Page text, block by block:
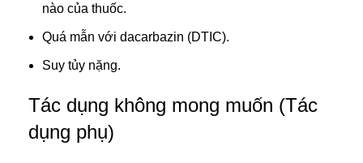
nào của thuốc.
Quá mẫn với dacarbazin (DTIC).
Suy tủy nặng.
Tác dụng không mong muốn (Tác
dụng phụ)